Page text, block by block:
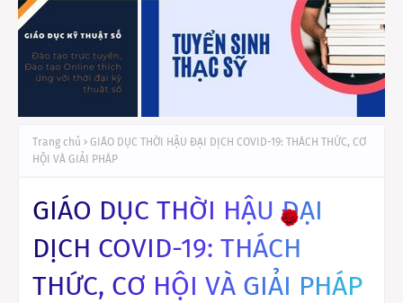
Trang chủ
GIÁO DỤC THỜI HẬU ĐẠI DỊCH COVID-19: THÁCH THỨC, CƠ
HỘI VÀ GIẢI PHÁP
GIÁO DỤC THỜI HẬU ĐẠI
DỊCH COVID-19: THÁCH
THỨC, CƠ HỘI VÀ GIẢI PHÁP